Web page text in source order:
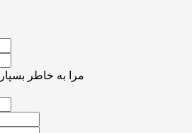
مرا به خاطر بسپار